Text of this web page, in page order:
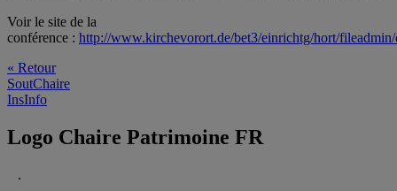
Voir le site de la
conférence : http://www.kirchevorort.de/bet3/einrichtg/hort/
« Retour
SoutChaire
InsInfo
Logo Chaire Patrimoine FR
.